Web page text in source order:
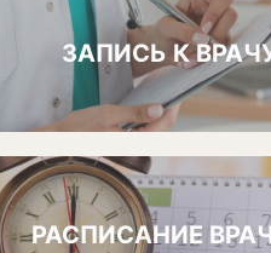
ЗАПИСЬ К
РАСПИСАНИЕ